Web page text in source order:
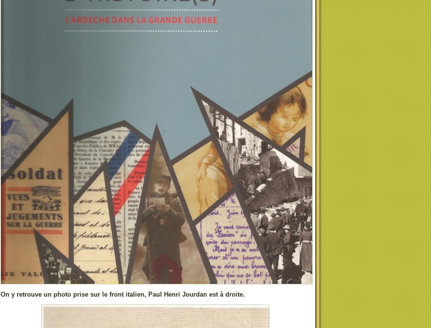
On y retrouve un photo prise sur le front italien, Paul Henri Jourdan est à droite.